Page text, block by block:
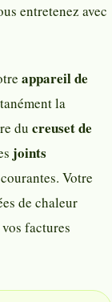
entretenez avec
appareil de
la
du creuset de
joints
Votre
de chaleur
factures